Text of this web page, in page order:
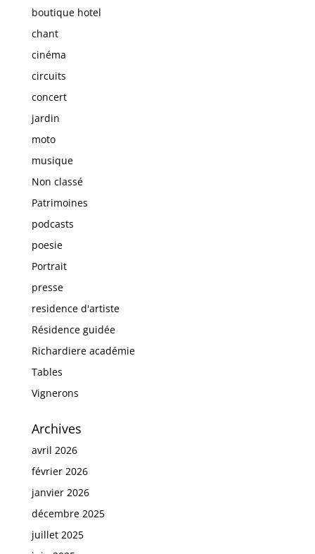
boutique hotel
chant
cinéma
circuits
concert
jardin
moto
musique
Non classé
Patrimoines
podcasts
poesie
Portrait
presse
residence d'artiste
Résidence guidée
Richardiere académie
Tables
Vignerons
Archives
avril 2026
février 2026
janvier 2026
décembre 2025
juillet 2025